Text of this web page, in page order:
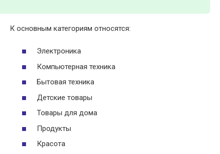
К основным категориям относятся:
Электроника
Компьютерная техника
Бытовая техника
Детские товары
Товары для дома
Продукты
Красота